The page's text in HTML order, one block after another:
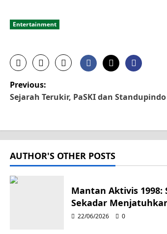
Entertainment
P
s
t
n
Previous:
Sejarah Terukir, PaSKI dan
AUTHOR'S OTHER POSTS
Mantan Aktivis
Sekadar
22/06/2026 0